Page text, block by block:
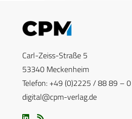
Carl-Zeiss-Straße 5
53340 Meckenheim
Telefon: +49 (0)2225 / 88 89 – 0
digital@cpm-verlag.de